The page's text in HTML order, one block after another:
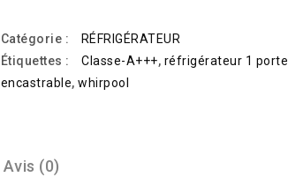
Catégorie :
RÉFRIGÉRATEUR
Étiquettes :
Classe-A+++, réfrigérateur 1 porte
encastrable,whirpool
Avis (0)